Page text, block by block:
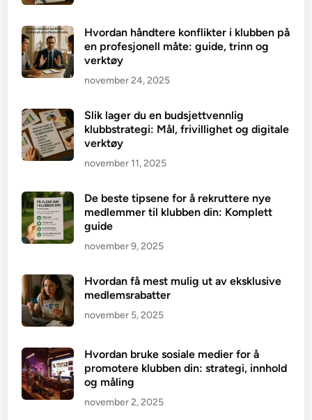
Hvordan håndtere konflikter i klubben på
en profesjonell måte: guide, trinn og
verktøy
november 24, 2025
Slik lager du en budsjettvennlig
klubbstrategi: Mål, frivillighet og digitale
verktøy
november 11, 2025
De beste tipsene for å rekruttere nye
medlemmer til klubben din: Komplett
guide
november 9, 2025
Hvordan få mest mulig ut av eksklusive
medlemsrabatter
november 5, 2025
Hvordan bruke sosiale medier for å
promotere klubben din: strategi, innhold
og måling
november 2, 2025